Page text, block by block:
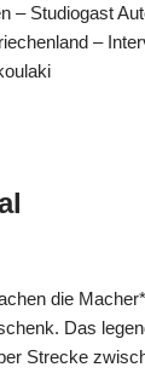
– Studiogast
–
die
Das
Strecke